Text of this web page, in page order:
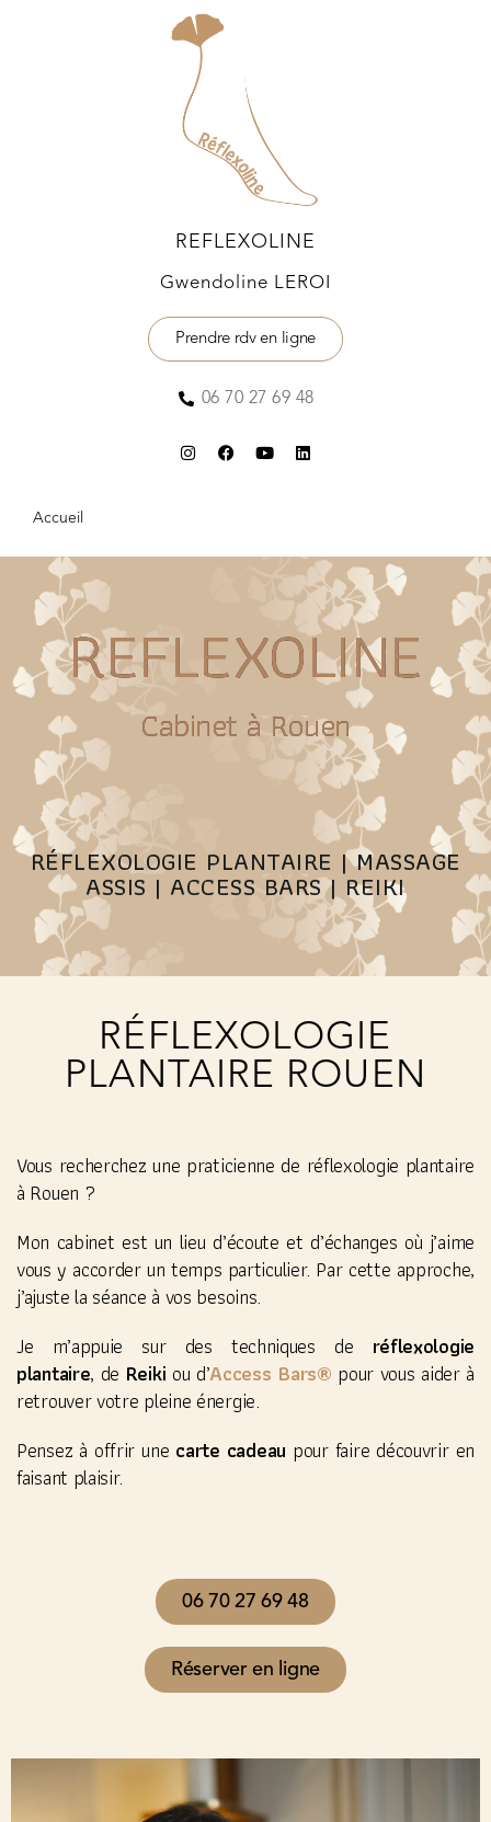
REFLEXOLINE
Gwendoline LEROI
Prendre rdv en ligne
06 70 27 69 48
Accueil
REFLEXOLINE
Cabinet à Rouen
RÉFLEXOLOGIE PLANTAIRE | MASSAGE
ASSIS | ACCESS BARS | REIKI
RÉFLEXOLOGIE
PLANTAIRE ROUEN
Vous recherchez une praticienne de réflexologie plantaire
à Rouen ?
Mon cabinet est un lieu d’écoute et d’échanges où j’aime
vous y accorder un temps particulier. Par cette approche,
j’ajuste la séance à vos besoins.
Je m’appuie sur des techniques de réflexologie
plantaire, de Reiki ou d’Access Bars® pour vous aider à
retrouver votre pleine énergie.
Pensez à offrir une carte cadeau pour faire découvrir en
faisant plaisir.
06 70 27 69 48
Réserver en ligne